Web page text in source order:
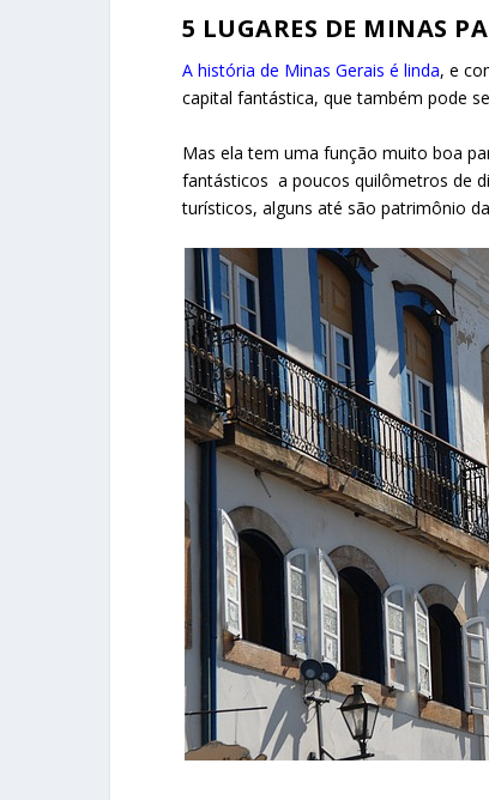
5 LUGARES DE MINAS
A história de Minas Gerais é linda, e
capital fantástica, que também pode
Mas ela tem uma função muito boa
fantásticos a poucos quilômetros de
turísticos, alguns até são patrimônio